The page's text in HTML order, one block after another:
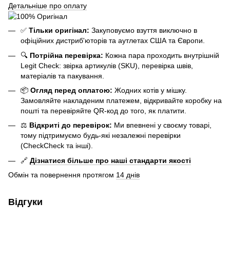
Детальніше про оплату
✅ Тільки оригінал: Закуповуємо взуття виключно в
офіційних дистриб'юторів та аутлетах США та Європи.
🔍 Потрійна перевірка: Кожна пара проходить внутрішній
Legit Check: звірка артикулів (SKU), перевірка швів,
матеріалів та пакування.
📦 Огляд перед оплатою: Жодних котів у мішку.
Замовляйте накладеним платежем, відкривайте коробку на
пошті та перевіряйте QR-код до того, як платити.
⚖️ Відкриті до перевірок: Ми впевнені у своєму товарі,
тому підтримуємо будь-які незалежні перевірки
(CheckCheck та інші).
🔗 Дізнатися більше про наші стандарти якості
Обмін та повернення протягом 14 днів
Відгуки